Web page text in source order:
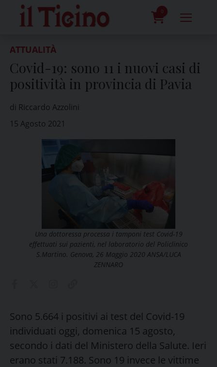
content
0
ATTUALITÀ
Covid-19: sono 11 i nuovi casi di
positività in provincia di Pavia
di Riccardo Azzolini
15 Agosto 2021
Una dottoressa processa i tamponi test Covid-19
effettuati sui pazienti, nel laboratorio del Policlinico
S.Martino. Genova, 26 Maggio 2020 ANSA/LUCA
ZENNARO
Sono 5.664 i positivi ai test del Covid-19
individuati oggi, domenica 15 agosto,
secondo i dati del Ministero della Salute. Ieri
erano stati 7.188. Sono 19 invece le vittime